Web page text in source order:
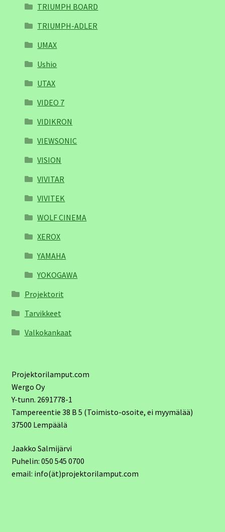
TRIUMPH BOARD
TRIUMPH-ADLER
UMAX
Ushio
UTAX
VIDEO 7
VIDIKRON
VIEWSONIC
VISION
VIVITAR
VIVITEK
WOLF CINEMA
XEROX
YAMAHA
YOKOGAWA
Projektorit
Tarvikkeet
Valkokankaat
Projektorilamput.com
Wergo Oy
Y-tunn. 2691778-1
Tampereentie 38 B 5 (Toimisto-osoite, ei myymälää)
37500 Lempäälä
Jaakko Salmijärvi
Puhelin: 050 545 0700
email: info(ät)projektorilamput.com